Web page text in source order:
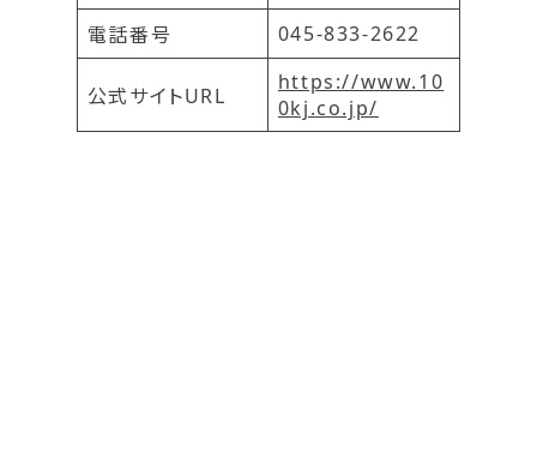
電話番号
045-833-2622
公式サイトURL
https://www.10
0kj.co.jp/